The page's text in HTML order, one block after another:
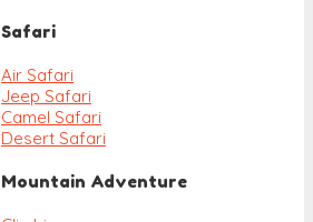
Safari
Air Safari
Jeep Safari
Camel Safari
Desert Safari
Mountain Adventure